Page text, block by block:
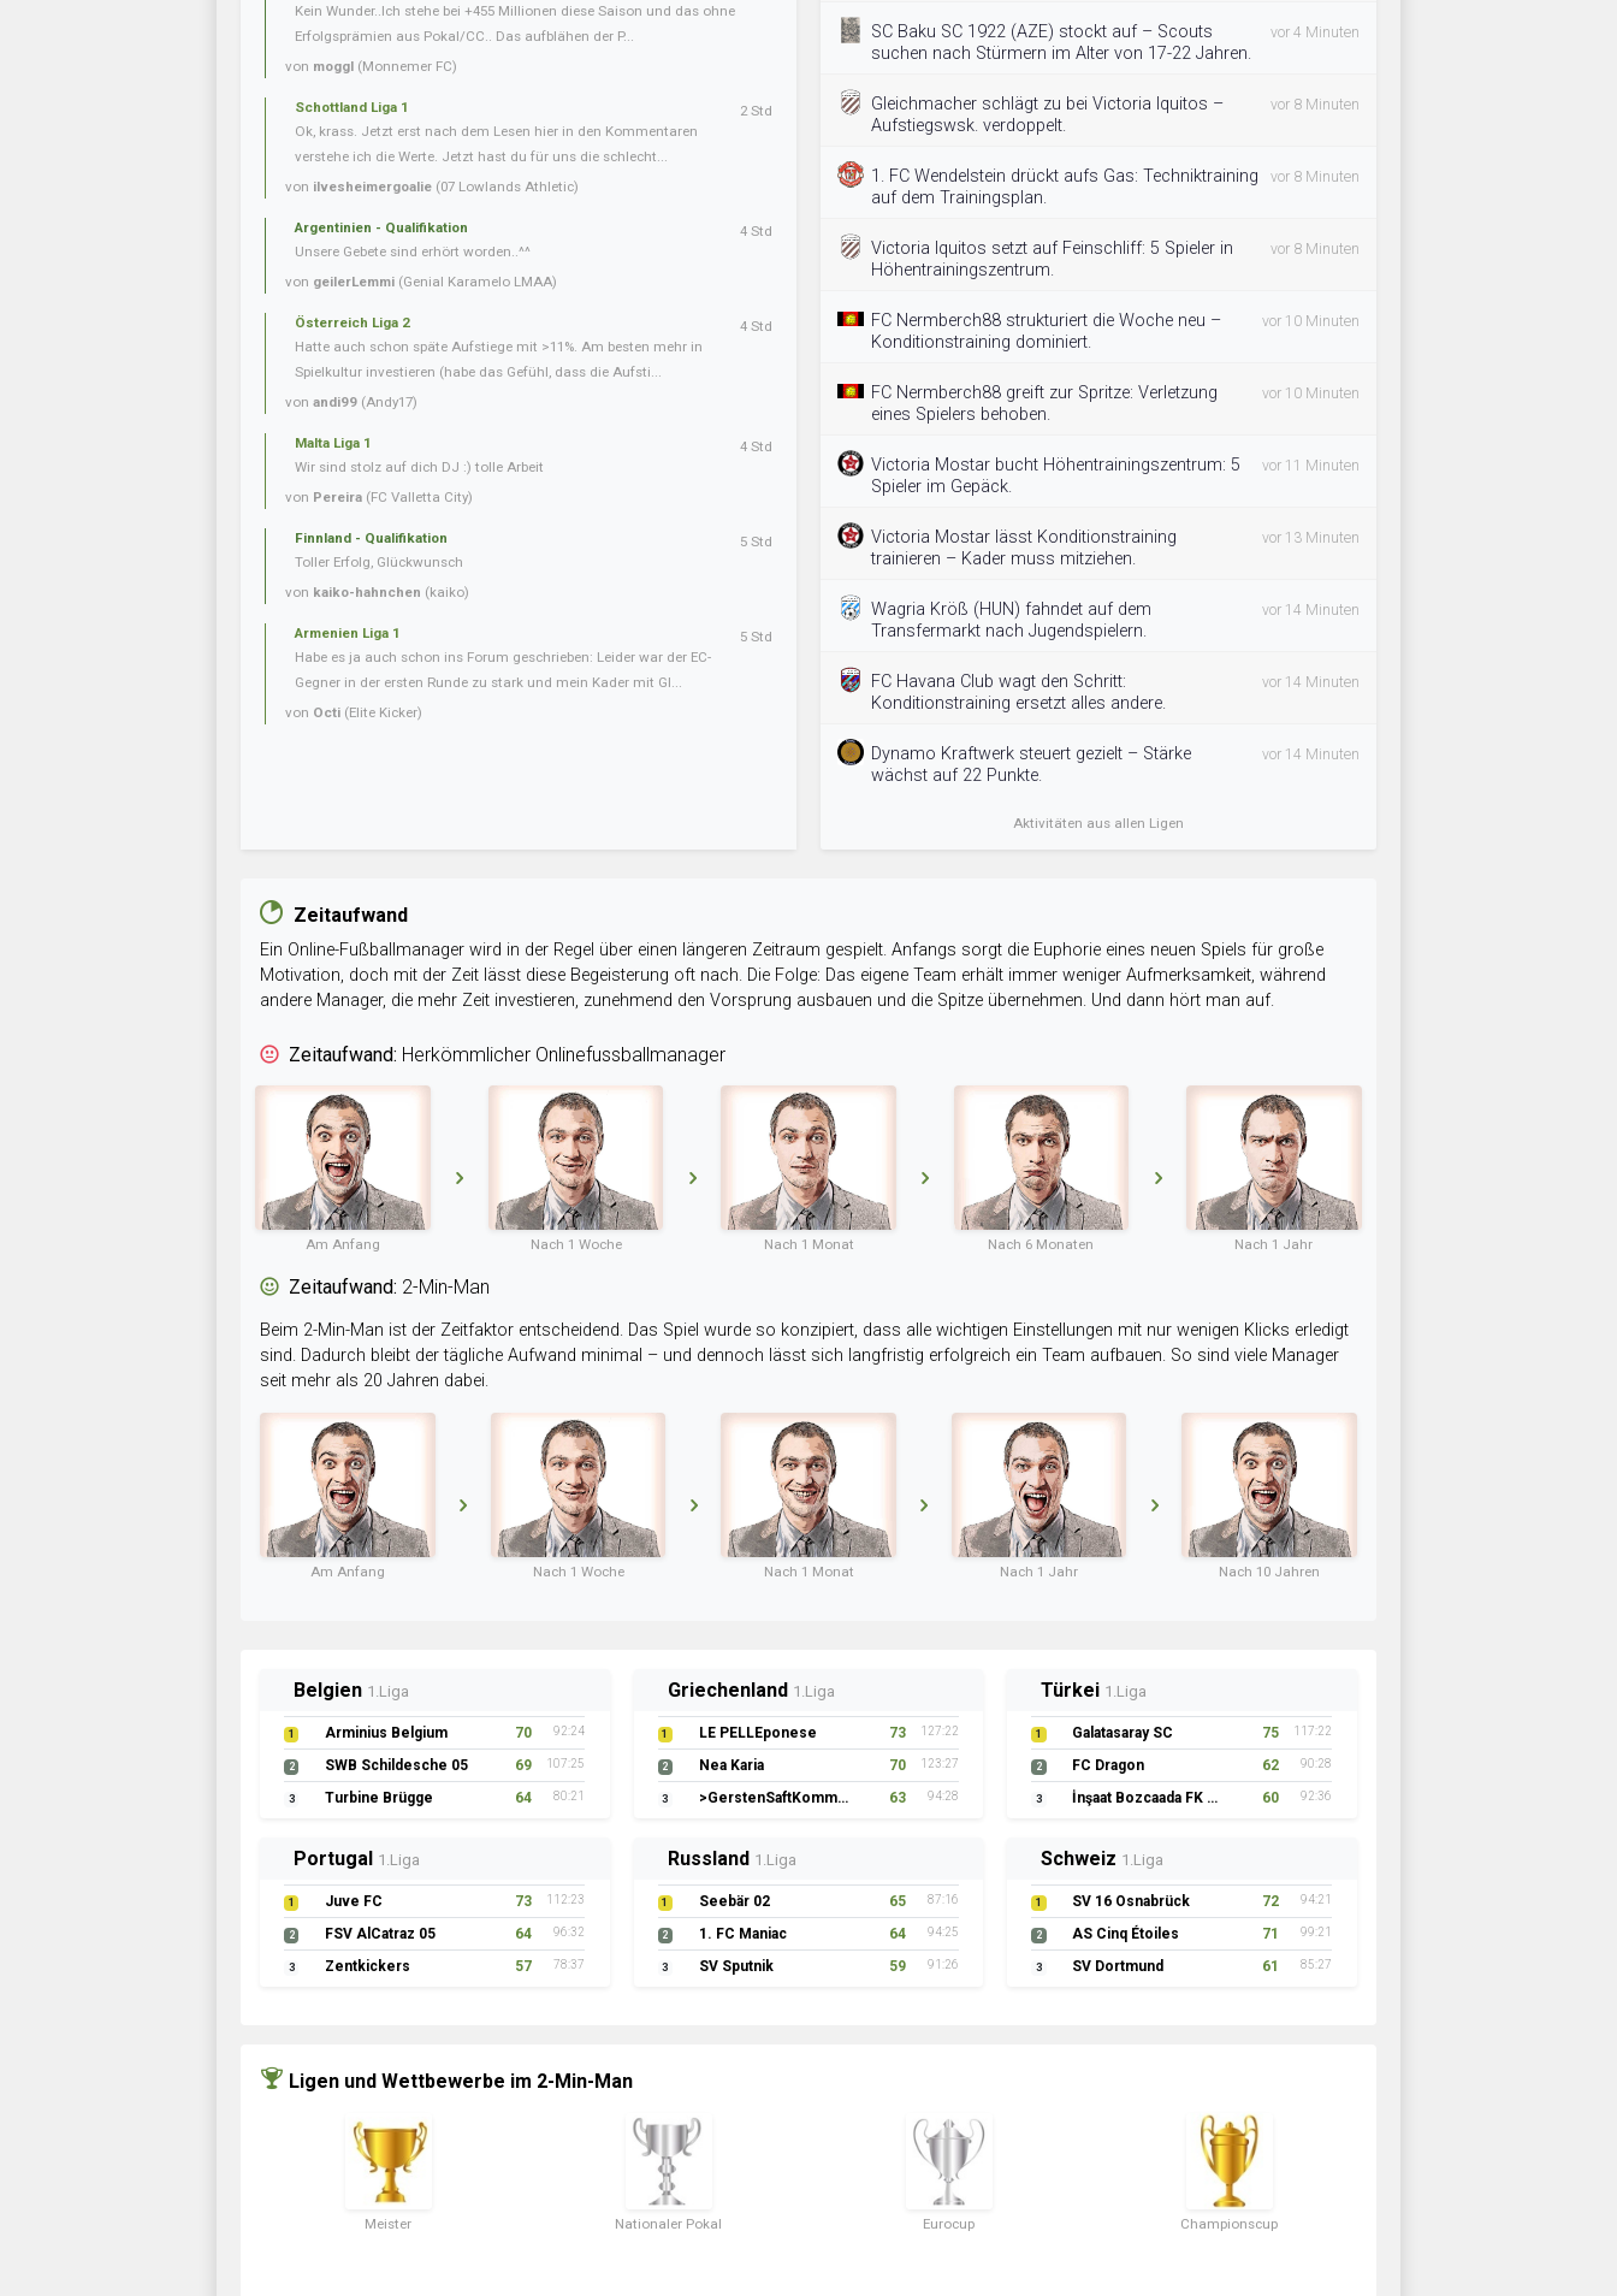
Kein Wunder..Ich stehe bei +455 Millionen diese Saison und das ohne
Erfolgsprämien aus Pokal/CC.. Das aufblähen der P...
von moggl (Monnemer FC)
Schottland Liga 1
Ok, krass. Jetzt erst nach dem Lesen hier in den Kommentaren
verstehe ich die Werte. Jetzt hast du für uns die schlecht...
von ilvesheimergoalie (07 Lowlands Athletic)
2 Std
Argentinien - Qualifikation
Unsere Gebete sind erhört worden..^^
von geilerLemmi (Genial Karamelo LMAA)
4 Std
Österreich Liga 2
Hatte auch schon späte Aufstiege mit >11%. Am besten mehr in
Spielkultur investieren (habe das Gefühl, dass die Aufsti...
von andi99 (Andy17)
4 Std
Malta Liga 1
Wir sind stolz auf dich DJ :) tolle Arbeit
von Pereira (FC Valletta City)
4 Std
Finnland - Qualifikation
Toller Erfolg, Glückwunsch
von kaiko-hahnchen (kaiko)
5 Std
Armenien Liga 1
Habe es ja auch schon ins Forum geschrieben: Leider war der EC-
Gegner in der ersten Runde zu stark und mein Kader mit Gl...
von Octi (Elite Kicker)
5 Std
SC Baku SC 1922 (AZE) stockt auf – Scouts
suchen nach Stürmern im Alter von 17-22 Jahren.
vor 4 Minuten
Gleichmacher schlägt zu bei Victoria Iquitos –
Aufstiegswsk. verdoppelt.
vor 8 Minuten
1. FC Wendelstein drückt aufs Gas: Techniktraining
auf dem Trainingsplan.
vor 8 Minuten
Victoria Iquitos setzt auf Feinschliff: 5 Spieler in
Höhentrainingszentrum.
vor 8 Minuten
FC Nermberch88 strukturiert die Woche neu –
Konditionstraining dominiert.
vor 10 Minuten
FC Nermberch88 greift zur Spritze: Verletzung
eines Spielers behoben.
vor 10 Minuten
Victoria Mostar bucht Höhentrainingszentrum: 5
Spieler im Gepäck.
vor 11 Minuten
Victoria Mostar lässt Konditionstraining
trainieren – Kader muss mitziehen.
vor 13 Minuten
Wagria Kröß (HUN) fahndet auf dem
Transfermarkt nach Jugendspielern.
vor 14 Minuten
FC Havana Club wagt den Schritt:
Konditionstraining ersetzt alles andere.
vor 14 Minuten
Dynamo Kraftwerk steuert gezielt – Stärke
wächst auf 22 Punkte.
vor 14 Minuten
Aktivitäten aus allen Ligen
Zeitaufwand
Ein Online-Fußballmanager wird in der Regel über einen längeren Zeitraum gespielt. Anfangs sorgt die Euphorie eines neuen Spiels für große
Motivation, doch mit der Zeit lässt diese Begeisterung oft nach. Die Folge: Das eigene Team erhält immer weniger Aufmerksamkeit, während
andere Manager, die mehr Zeit investieren, zunehmend den Vorsprung ausbauen und die Spitze übernehmen. Und dann hört man auf.
Zeitaufwand: Herkömmlicher Onlinefussballmanager
Am Anfang Nach 1 Woche Nach 1 Monat Nach 6 Monaten Nach 1 Jahr
Zeitaufwand: 2-Min-Man
Beim 2-Min-Man ist der Zeitfaktor entscheidend. Das Spiel wurde so konzipiert, dass alle wichtigen Einstellungen mit nur wenigen Klicks erledigt
sind. Dadurch bleibt der tägliche Aufwand minimal – und dennoch lässt sich langfristig erfolgreich ein Team aufbauen. So sind viele Manager
seit mehr als 20 Jahren dabei.
Am Anfang Nach 1 Woche Nach 1 Monat Nach 1 Jahr Nach 10 Jahren
Norwegen1.Liga
1 Sandefjord FK 70 93:17
2 Skagerrak Scorpions 70 95:25
3 Hammerfest Oilers 64 82:31
Polen1.Liga
1 Arka Helajny 72 86:25
2 F.C.BriaTooore R.M. 69 91:14
3 TS Klarjeff 58 82:36
Österreich
1 Cowboys 68 107:25
2 FC Südbaden 65 88:21
3 FC Minax 64 80:13
Schottland1.Liga
1 07 Lowlands Athletic 67 96:25
2 Bäscher Browns 06 59 78:24
3 RFC Mount Florida 54 66:24
Schweden1.Liga
1 DJK Mintard 66 109:27
2 Hels1ng3orgs IF 66 96:22
3 Vikersund Vikings 57 80:30
Irland1.Liga
1 Ireland Fighters 71 94:17
2 Drogheda Thunder 69 87:24
3 SG FireFighters 56 75:25
Ligen und Wettbewerbe im 2-Min-Man
Meister Nationaler Pokal Eurocup Championscup